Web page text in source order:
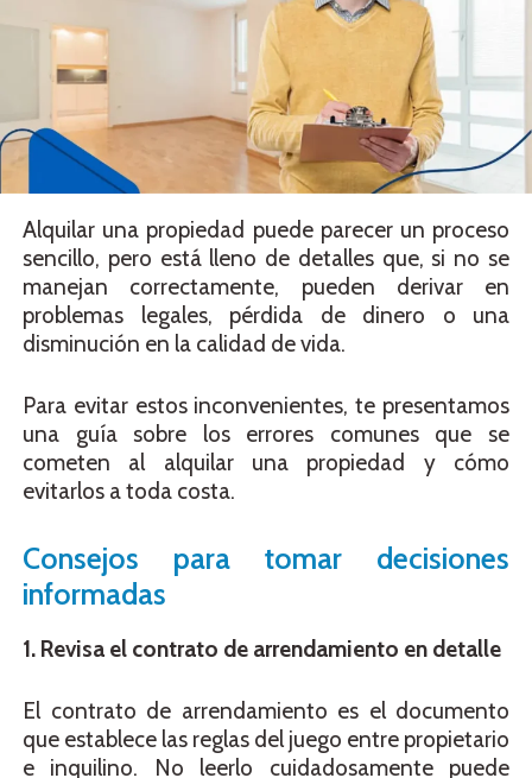
Alquilar una propiedad puede parecer un proceso
sencillo, pero está lleno de detalles que, si no se
manejan correctamente, pueden derivar en
problemas legales, pérdida de dinero o una
disminución en la calidad de vida.
Para evitar estos inconvenientes, te presentamos
una guía sobre los errores comunes que se
cometen al alquilar una propiedad y cómo
evitarlos a toda costa.
Consejos para tomar decisiones
informadas
1. Revisa el contrato de arrendamiento en detalle
El contrato de arrendamiento es el documento
que establece las reglas del juego entre propietario
e inquilino. No leerlo cuidadosamente puede